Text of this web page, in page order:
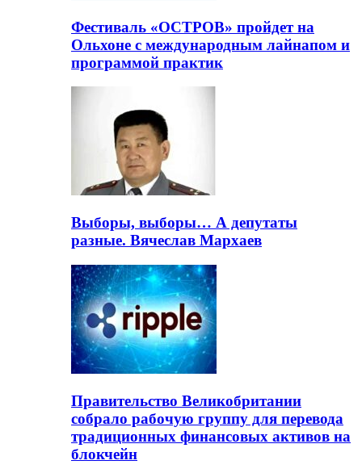
Фестиваль «ОСТРОВ» пройдет на
Ольхоне с международным лайнапом и
программой практик
Выборы, выборы… А депутаты
разные. Вячеслав Мархаев
Правительство Великобритании
собрало рабочую группу для перевода
традиционных финансовых активов на
блокчейн